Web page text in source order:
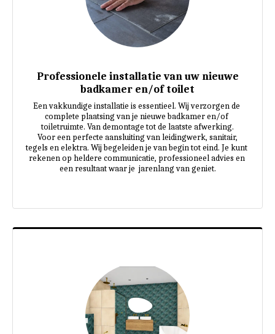
Professionele installatie van uw nieuwe
badkamer en/of toilet
Een vakkundige installatie is essentieel. Wij verzorgen de
complete plaatsing van je nieuwe badkamer en/of
toiletruimte. Van demontage tot de laatste afwerking.
tegels en elektra. Wij begeleiden je van begin tot eind. Je kunt
rekenen op heldere communicatie, professioneel advies en
een resultaat waar je  jarenlang van geniet.